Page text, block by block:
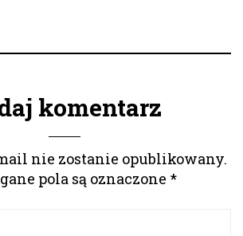
komentarz
nie zostanie opublikowany.
pola są oznaczone *